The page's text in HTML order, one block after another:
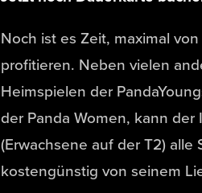
Noch ist es Zeit, maximal
profitieren. Neben vielen
Heimspielen der
der Panda Women, kann
(Erwachsene auf der T2)
kostengünstig von seinem